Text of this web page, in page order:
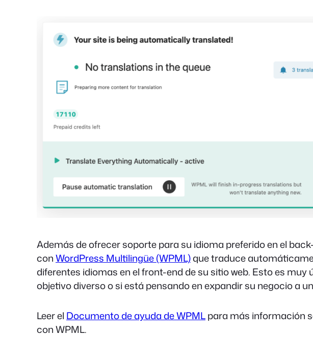
Además de ofrecer soporte para su idioma preferido en el
conWordPress Multilingüe (WPML)que traduce
diferentes idiomas en el front-end de su sitio web. Esto es
objetivo diverso o si está pensando en expandir su negocio a
Leer el Documento de ayuda de WPMLpara más información
con WPML.